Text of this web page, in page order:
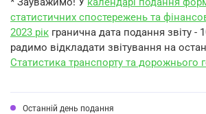
статистичних спостережень та
2023 рік гранична дата подання звіту -
радимо відкладати звітування на
Статистика транспорту та дорожнього
Останній день подання